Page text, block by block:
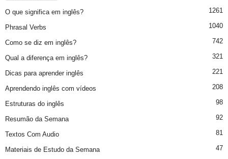
O que significa em inglês? 1261
Phrasal Verbs 1040
Como se diz em inglês? 742
Qual a diferença em inglês? 321
Dicas para aprender inglês 221
Aprendendo inglês com vídeos 208
Estruturas do inglês 98
Resumão da Semana 92
Textos Com Audio 81
Materiais de Estudo da Semana 47